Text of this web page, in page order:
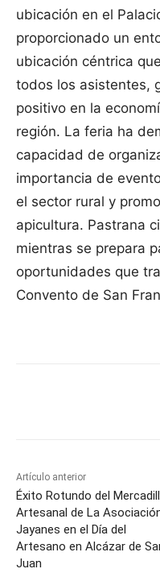
ubicación en el
proporcionado un
ubicación céntrica
todos los asistentes,
positivo en la
región. La feria ha
capacidad de
importancia de
el sector rural y
apicultura. Pastrana
mientras se prepara
oportunidades que
Convento de San
Artículo anterior
Éxito Rotundo del
Artesanal de La
Jayanes en el Día del
Artesano en Alcázar de
Juan